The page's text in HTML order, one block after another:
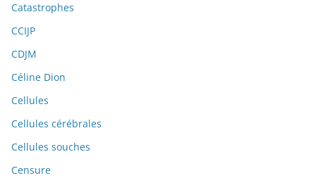
Catastrophes
CCIJP
CDJM
Céline Dion
Cellules
Cellules cérébrales
Cellules souches
Censure